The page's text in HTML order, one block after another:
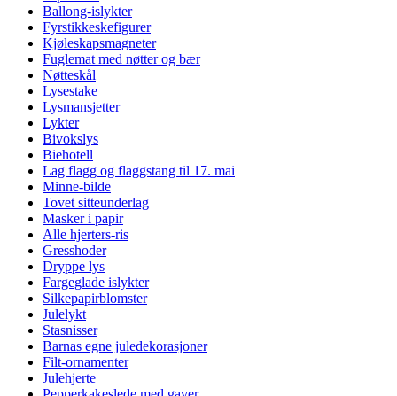
Ballong-islykter
Fyrstikkeskefigurer
Kjøleskapsmagneter
Fuglemat med nøtter og bær
Nøtteskål
Lysestake
Lysmansjetter
Lykter
Bivokslys
Biehotell
Lag flagg og flaggstang til 17. mai
Minne-bilde
Tovet sitteunderlag
Masker i papir
Alle hjerters-ris
Gresshoder
Dryppe lys
Fargeglade islykter
Silkepapirblomster
Julelykt
Stasnisser
Barnas egne juledekorasjoner
Filt-ornamenter
Julehjerte